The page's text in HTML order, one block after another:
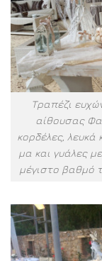
Τραπέζι
αίθουσας
κορδέλες, λευκά
μα και γυάλες
μέγιστο βαθμό